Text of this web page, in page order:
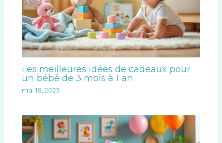
Les meilleures idées de cadeaux pour
un bébé de 3 mois à 1 an
mai 18, 2025